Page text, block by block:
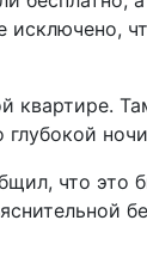
исключено,
квартире.
что это